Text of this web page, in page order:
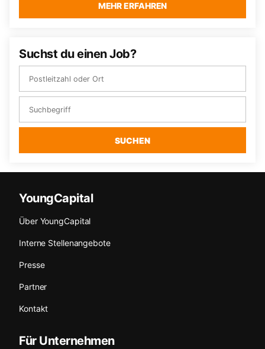
MEHR ERFAHREN
Suchst du einen Job?
SUCHEN
YoungCapital
Über YoungCapital
Interne Stellenangebote
Presse
Partner
Kontakt
Für Unternehmen